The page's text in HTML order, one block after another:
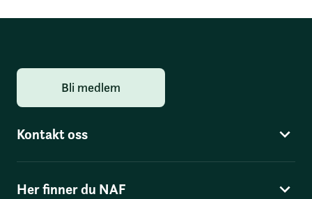
Bli medlem
Kontakt oss
Her finner du NAF